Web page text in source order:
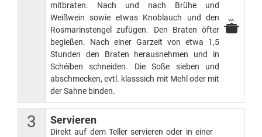
mitbraten. Nach und nach Brühe und
Weißwein sowie etwas Knoblauch und den
Rosmarinstengel zufügen. Den Braten öfter
begießen. Nach einer Garzeit von etwa 1,5
Stunden den Braten herausnehmen und in
Schéiben schneiden. Die Soße sieben und
abschmecken, evtl. klasssich mit Mehl oder mit
der Sahne binden.
3 Servieren
Direkt auf dem Teller servieren oder in einer